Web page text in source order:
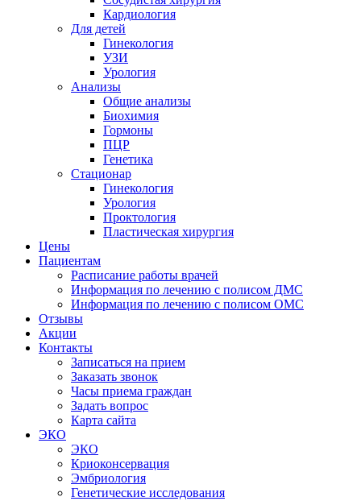
Кардиология
Для детей
Гинекология
УЗИ
Урология
Анализы
Общие анализы
Биохимия
Гормоны
ПЦР
Генетика
Стационар
Гинекология
Урология
Проктология
Пластическая хирургия
Цены
Пациентам
Расписание работы врачей
Информация по лечению с полисом ДМС
Информация по лечению с полисом ОМС
Отзывы
Акции
Контакты
Записаться на прием
Заказать звонок
Часы приема граждан
Задать вопрос
Карта сайта
ЭКО
ЭКО
Криоконсервация
Эмбриология
Генетические исследования